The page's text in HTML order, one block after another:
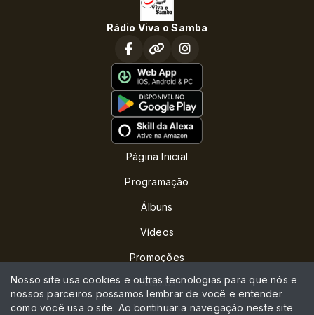
Rádio Viva o Samba
Página Inicial
Programação
Álbuns
Vídeos
Promoções
Eventos
Locutores
Nosso site usa cookies e outras tecnologias para que nós e
nossos parceiros possamos lembrar de você e entender
como você usa o site. Ao continuar a navegação neste site